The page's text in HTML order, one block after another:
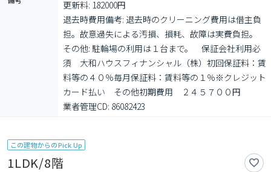
更新料: 182000円
退去時費用備考: 退去時のクリーニング費用は借主負
担。故意過失による汚損、損耗、故障は実費負担。
その他: 駐輪場の利用は１台まで。　保証会社利用必
須　大和ハウスフィナンシャル（株）初回保証料：賃
料等の４０％毎月保証料：賃料等の１％※クレジット
カード払い　その他初期費用　２４５７００円
業者管理CD: 86082423
この建物からのPick Up
1LDK/8階